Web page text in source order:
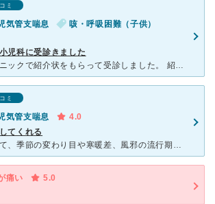
ミ
気管支喘息
咳・呼吸困難（子供）
児科に受診きました
近隣の小児科クリニックで紹介状をもらって受診しました。 紹介状をお持ちの方は予約なしで新患で受診になるとのこと。 大きい病院なので半日以上の時間がかかってしまうだろうと思って行きました。 しかし
ミ
気管支喘息
4.0
てくれる
子供が小児喘息にて、季節の変わり目や寒暖差、風邪の流行期は特に喘息発作を起こしやすく、良くこちらの夜間救急の小児科でお世話になっております。日中の発作であれば近医のかかりつけを受診できますが、夜間に発
痛い
5.0